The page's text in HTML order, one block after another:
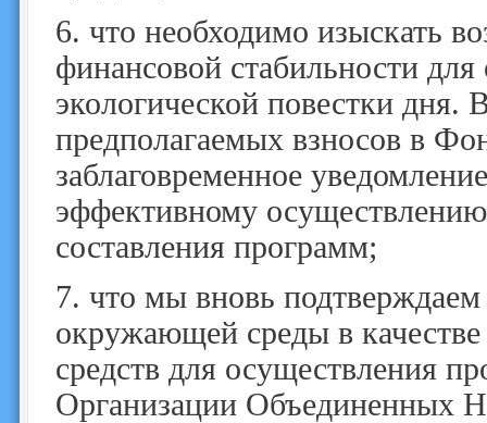
6. что необходимо изыскать
финансовой стабильности
экологической повестки дня.
предполагаемых взносов в
заблаговременное
эффективному
составления программ;
7. что мы вновь
окружающей среды в
средств для осуществления
Организации Объединенных